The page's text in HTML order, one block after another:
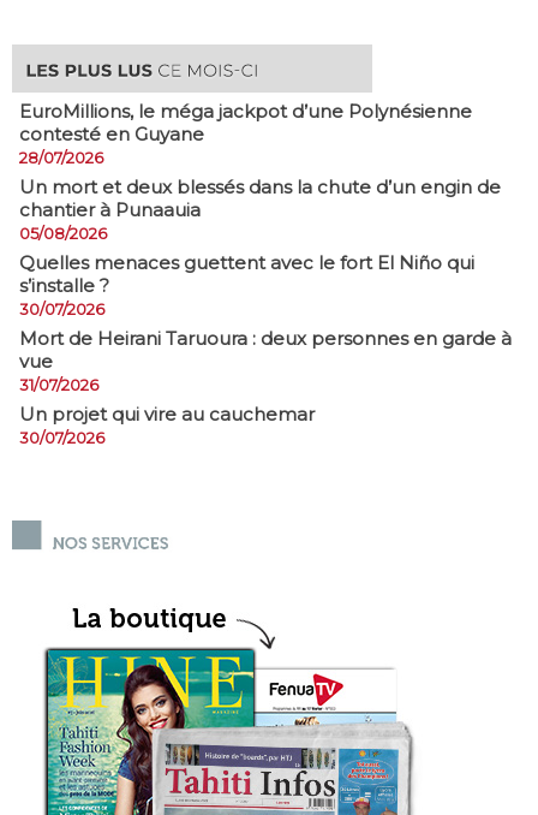
EuroMillions, ​le méga jackpot d’une Polynésienne
contesté en Guyane
28/07/2026
​Un mort et deux blessés dans la chute d’un engin de
chantier à Punaauia
05/08/2026
Quelles menaces guettent avec le fort El Niño qui
s’installe ?
30/07/2026
Mort de Heirani Taruoura : deux personnes en garde à
vue
31/07/2026
Un projet qui vire au cauchemar
30/07/2026